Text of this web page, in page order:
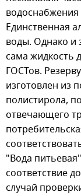
Единственная
воды. Однако и
сама жидкость
ГОСТов.
изготовлен из
полистирола,
отвечающего
"Вода
соответствие
случай